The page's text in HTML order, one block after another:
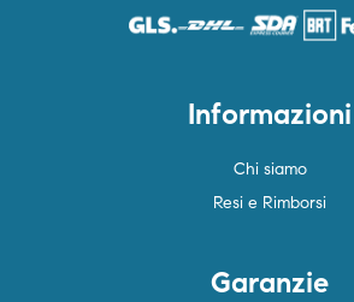
Informazioni
Chi siamo
Resi e Rimborsi
Garanzie